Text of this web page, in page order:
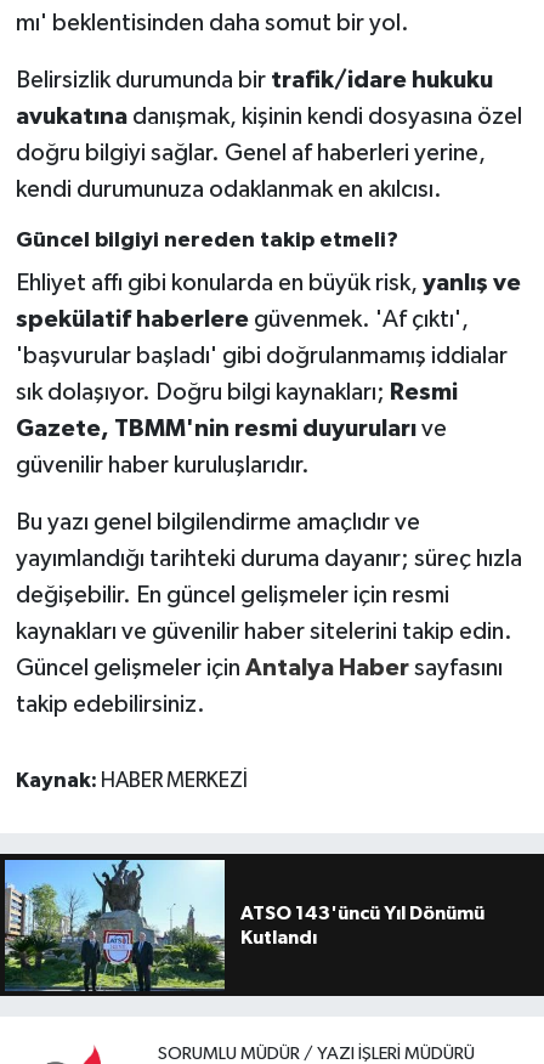
mı' beklentisinden daha somut bir yol.
Belirsizlik durumunda bir trafik/idare hukuku
avukatınadanışmak, kişinin kendi dosyasına özel
doğru bilgiyi sağlar. Genel af haberleri yerine,
kendi durumunuza odaklanmak en akılcısı.
Güncel bilgiyi nereden takip etmeli?
Ehliyet affı gibi konularda en büyük risk, yanlış ve
spekülatif haberleregüvenmek. 'Af çıktı',
'başvurular başladı' gibi doğrulanmamış iddialar
sık dolaşıyor. Doğru bilgi kaynakları; Resmi
Gazete, TBMM'nin resmi duyurularıve
güvenilir haber kuruluşlarıdır.
Bu yazı genel bilgilendirme amaçlıdır ve
yayımlandığı tarihteki duruma dayanır; süreç hızla
değişebilir. En güncel gelişmeler için resmi
kaynakları ve güvenilir haber sitelerini takip edin.
Güncel gelişmeler için Antalya Habersayfasını
takip edebilirsiniz.
Kaynak: HABER MERKEZİ
ATSO 143'üncü Yıl Dönümü
Kutlandı
SORUMLU MÜDÜR / YAZI İŞLERI MÜDÜRÜ